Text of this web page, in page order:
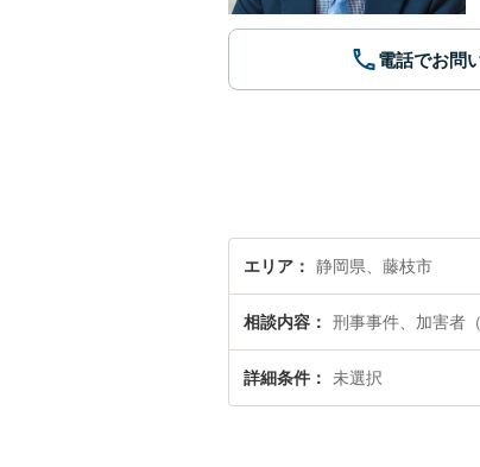
電話でお問
エリア 静岡県、藤枝市
相談内容 刑事事件、加害者（
詳細条件 未選択